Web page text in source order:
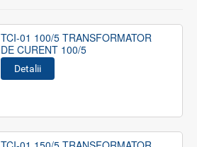
TCI-01 100/5 TRANSFORMATOR
DE CURENT 100/5
Detalii